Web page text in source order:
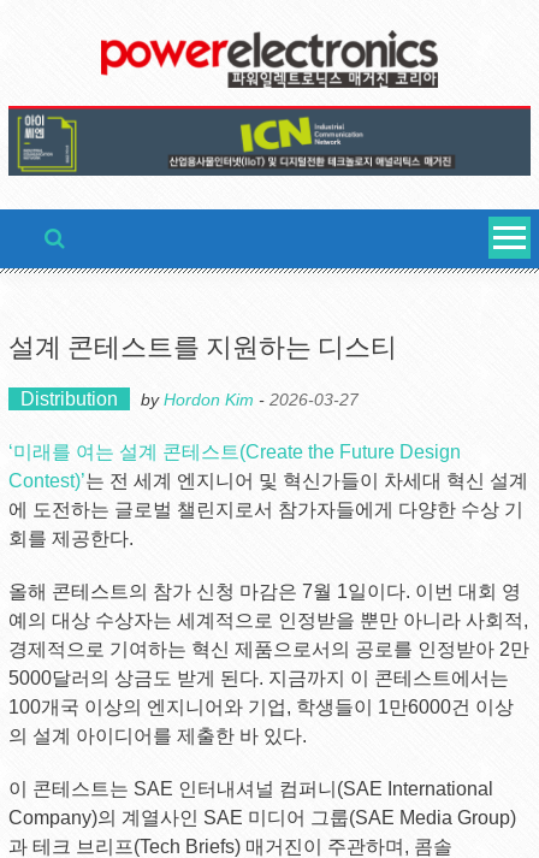
설계 콘테스트를 지원하는 디스티
Distribution byHordon Kim - 2026-03-27
‘미래를 여는 설계 콘테스트(Create the Future Design
Contest)’는 전 세계 엔지니어 및 혁신가들이 차세대 혁신 설계
에 도전하는 글로벌 챌린지로서 참가자들에게 다양한 수상 기
회를 제공한다.
올해 콘테스트의 참가 신청 마감은 7월 1일이다. 이번 대회 영
예의 대상 수상자는 세계적으로 인정받을 뿐만 아니라 사회적,
경제적으로 기여하는 혁신 제품으로서의 공로를 인정받아 2만
5000달러의 상금도 받게 된다. 지금까지 이 콘테스트에서는
100개국 이상의 엔지니어와 기업, 학생들이 1만6000건 이상
의 설계 아이디어를 제출한 바 있다.
이 콘테스트는 SAE 인터내셔널 컴퍼니(SAE International
Company)의 계열사인 SAE 미디어 그룹(SAE Media Group)
과 테크 브리프(Tech Briefs) 매거진이 주관하며, 콤솔